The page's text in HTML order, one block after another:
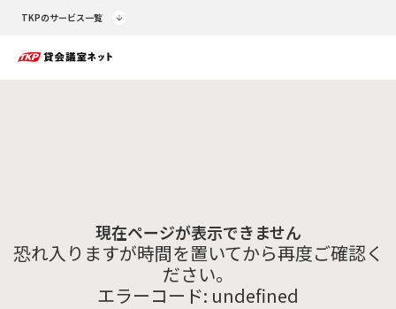
TKPのサービス一覧
現在ページが表示できません
恐れ入りますが時間を置いてから再度ご確認く
ださい。
エラーコード: undefined